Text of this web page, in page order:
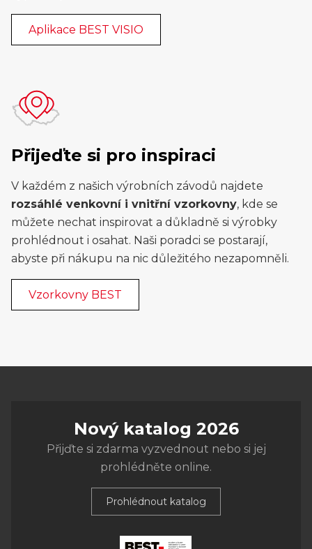
Aplikace BEST VISIO
Přijeďte si pro inspiraci
V každém z našich výrobních závodů najdete
rozsáhlé venkovní i vnitřní vzorkovny, kde se
můžete nechat inspirovat a důkladně si výrobky
prohlédnout i osahat. Naši poradci se postarají,
abyste při nákupu na nic důležitého nezapomněli.
Vzorkovny BEST
Nový katalog 2026
Přijďte si zdarma vyzvednout nebo si jej
prohlédněte online.
Prohlédnout katalog